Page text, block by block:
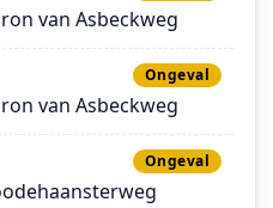
van Asbeckweg
Ongeval
van Asbeckweg
Ongeval